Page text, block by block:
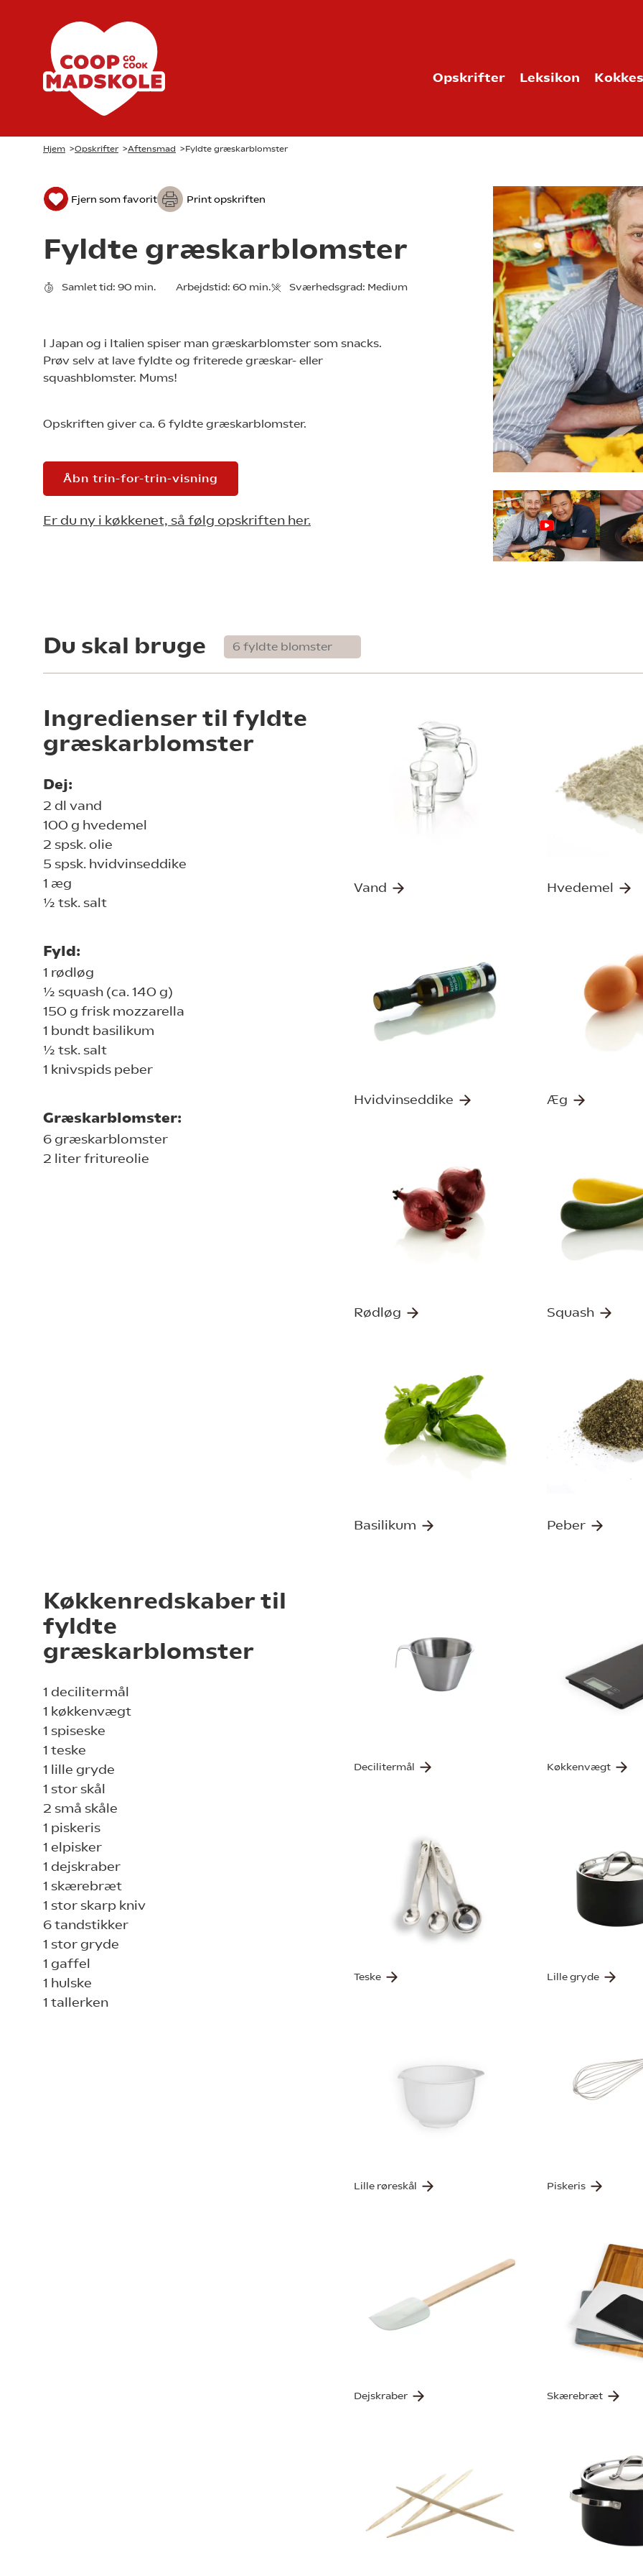
Opskrifter Leksikon
Hjem >Opskrifter >Aftensmad >Fyldte græskarblomster
Fjern som favorit Print opskriften
Fyldte græskarblomster
Samlet tid: 90 min. Arbejdstid: 60 min. Sværhedsgrad: Medium
I Japan og i Italien spiser man græskarblomster som snacks.
Prøv selv at lave fyldte og friterede græskar- eller
squashblomster. Mums!
Opskriften giver ca. 6 fyldte græskarblomster.
Åbn trin-for-trin-visning
Er du ny i køkkenet, så følg opskriften her.
Du skal bruge
Ingredienser til fyldte
græskarblomster
Dej:
2 dl vand
100 g hvedemel
2 spsk. olie
5 spsk. hvidvinseddike
1 æg
½ tsk. salt
Fyld:
1 rødløg
½ squash (ca. 140 g)
150 g frisk mozzarella
1 bundt basilikum
½ tsk. salt
1 knivspids peber
Græskarblomster:
6 græskarblomster
2 liter fritureolie
Vand Hvedemel
Hvidvinseddike Æg
Rødløg Squash
Basilikum Peber
Køkkenredskaber til
fyldte
græskarblomster
1 decilitermål
1 køkkenvægt
1 spiseske
1 teske
1 lille gryde
1 stor skål
2 små skåle
1 piskeris
1 elpisker
1 dejskraber
1 skærebræt
1 stor skarp kniv
6 tandstikker
1 stor gryde
1 gaffel
1 hulske
1 tallerken
Decilitermål Køkkenvægt
Teske Lille gryde
Lille røreskål Piskeris
Dejskraber Skærebræt